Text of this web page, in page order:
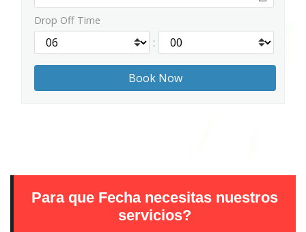
Drop Off Time
:
Para que Fecha necesitas nuestros
servicios?